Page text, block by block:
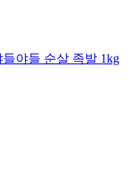
야들 순살 족발 1kg